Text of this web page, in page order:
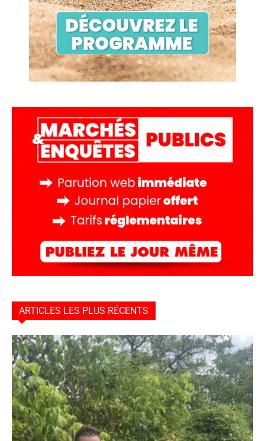
ARTICLES LES PLUS RÉCENTS